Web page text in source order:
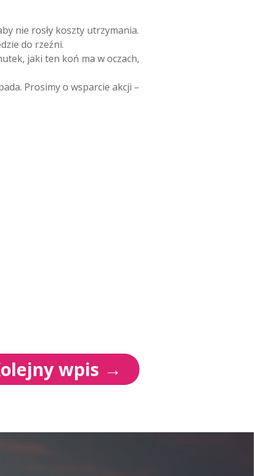
nie rosły koszty utrzymania.
do rzeźni.
jaki ten koń ma w oczach,
Prosimy o wsparcie akcji –
wpis →